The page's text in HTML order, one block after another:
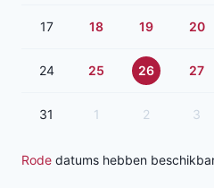
17 18 19 20
24 25 26 27
31 1 2 3
Rode datums hebben